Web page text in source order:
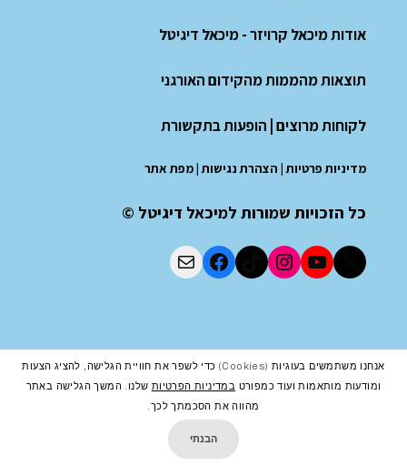
אודות מיכאל קרויזר - מיכאל דיגיטל
תוצאות מהממות מהקידום האורגני
לקוחות מרוצים הופעות בתקשורת
מדיניות פרטיות| הצהרת נגישות|מפת אתר
כל הזכויות שמורות למיכאל דיגיטל ©
אנחנו משתמשים בעוגיות (cookies) כדי לשפר את חוויית הגלישה, להציג הצעות
ומודעות מותאמות ועוד כמפורט במדיניות הפרטיות שלנו. המשך הגלישה באתר
מהווה את הסכמתך לכך.
הבנתי